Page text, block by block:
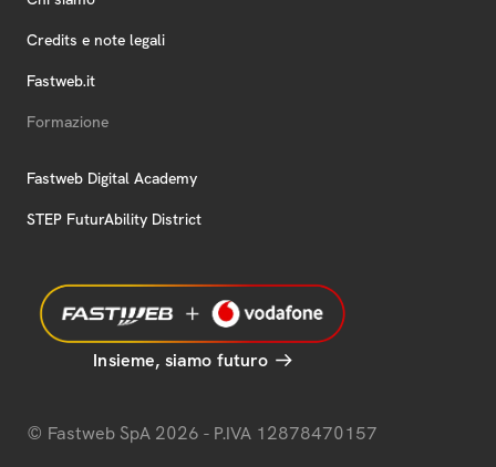
Credits e note legali
Fastweb.it
Formazione
Fastweb Digital Academy
STEP FuturAbility District
Insieme, siamo futuro
© Fastweb SpA 2026 - P.IVA 12878470157